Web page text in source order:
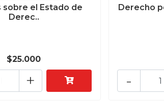
sobre el Estado de
Derec..
$25.000
+
Derecho
-